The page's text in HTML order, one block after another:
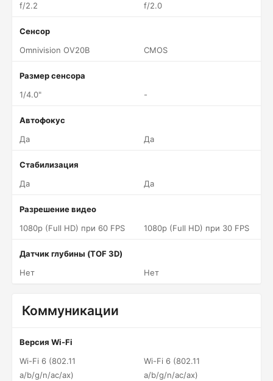
f/2.2
f/2.0
Сенсор
Omnivision OV20B
CMOS
Размер сенсора
1/4.0"
-
Автофокус
Да
Да
Стабилизация
Да
Да
Разрешение видео
1080p (Full HD) при 60 FPS
1080p (Full HD) при 30 FPS
Датчик глубины (TOF 3D)
Нет
Нет
Коммуникации
Версия Wi-Fi
Wi-Fi 6 (802.11
a/b/g/n/ac/ax)
Wi-Fi 6 (802.11
a/b/g/n/ac/ax)